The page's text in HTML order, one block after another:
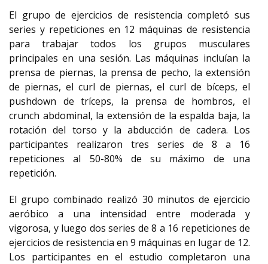
El grupo de ejercicios de resistencia completó sus
series y repeticiones en 12 máquinas de resistencia
para trabajar todos los grupos musculares
principales en una sesión. Las máquinas incluían la
prensa de piernas, la prensa de pecho, la extensión
de piernas, el curl de piernas, el curl de bíceps, el
pushdown de tríceps, la prensa de hombros, el
crunch abdominal, la extensión de la espalda baja, la
rotación del torso y la abducción de cadera. Los
participantes realizaron tres series de 8 a 16
repeticiones al 50-80% de su máximo de una
repetición.
El grupo combinado realizó 30 minutos de ejercicio
aeróbico a una intensidad entre moderada y
vigorosa, y luego dos series de 8 a 16 repeticiones de
ejercicios de resistencia en 9 máquinas en lugar de 12.
Los participantes en el estudio completaron una